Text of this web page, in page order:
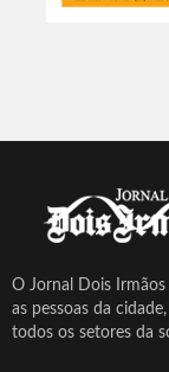
O Jornal Dois
as pessoas da
todos os setores da